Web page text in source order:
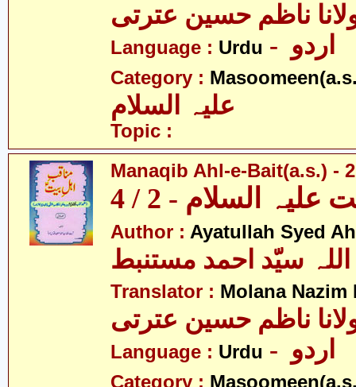
ناظم حسین عترتی
Language : Urdu
Category :
Topic :
Manaqib Ahl-e-Bait(a.s.) -
السلام - 2 / 4
Author : Ayatullah Syed
سیّد احمد مستنبط
Translator : Molana Nazim
ناظم حسین عترتی
Language : Urdu
Category :